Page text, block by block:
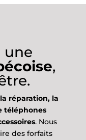
une
,
la réparation, la
téléphones
. Nous
des forfaits